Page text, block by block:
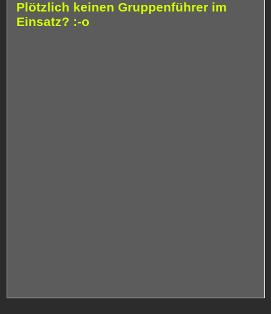
Plötzlich keinen Gruppenführer im
Einsatz? :-o